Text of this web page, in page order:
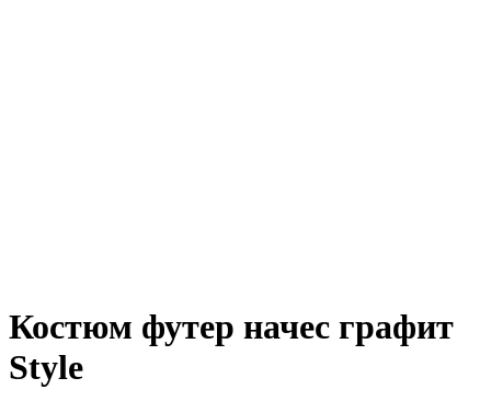
Костюм футер начес графит
Style